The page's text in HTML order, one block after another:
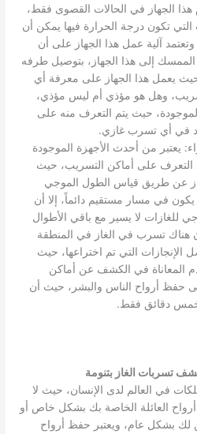
هذا الجهاز في الحالات القصوى فقط،
التي تكون درجة الحرارة فيها يمكن أن
آلية عمل هذا الجهاز على أن
إلى هذا الجهاز، بتوصيل طرفه
يعمل هذا الجهاز على معرفة أي
وهل هو مؤذي أم ليس مؤذي،
حيث يتم التعرف منه على
في أي تسرب غازي.
يعتبر من أحدث الأجهزة الموجودة
التعرف على أماكن التسريب، حيث
عن طريق قياس الطول الموجي
يكون في مسار مستقيم دائماً، إلا أن
للغازات لا يسير مع باقي الأطوال
هناك تسرب في الغاز في المنطقة
الإنجازات التي تم اختراعها، حيث
المعاناة في الكشف عن أماكن
حفظ أرواح الناس والبشر، حيث أن
خمس دقائق فقط.
تسربات الغاز بتنومة
في العالم لدى الإنسان، حيث لا
العائلة الخاصة بك بشكل خاص أو
لك بشكل عام، ويعتبر حفظ أرواح